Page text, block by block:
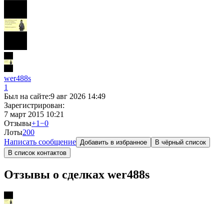
wer488s
1
Был на сайте:9 авг 2026 14:49
Зарегистрирован:
7 март 2015 10:21
Отзывы+1−0
Лоты200
Написать сообщение Добавить в избранное
В чёрный список
В список контактов
Отзывы о сделках wer488s